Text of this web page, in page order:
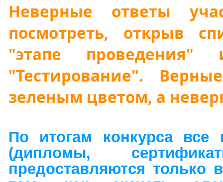
Неверные ответы
посмотреть, открыв
"этапе
"Тестирование".
зеленым цветом, а
По итогам конкурса все
(дипломы,
предоставляются только